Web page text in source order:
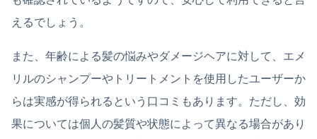
えるでしょう。
また、年齢による髪の悩みやダメージヘアに対して、エメ
リルのシャンプーやトリートメントを使用したユーザーか
らは実感が得られるという口コミもあります。ただし、効
果については個人の髪質や状態によって異なる場合があり